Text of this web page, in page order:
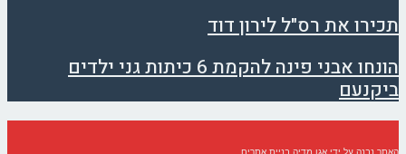
תכירו את רס"ל לירון דוד
הונחו אבני פינה להקמת 6 כיתות גני ילדים
ביקנעם